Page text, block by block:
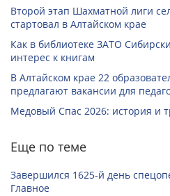
Второй этап Шахматной лиги
стартовал в Алтайском крае
Как в библиотеке ЗАТО
интерес к книгам
В Алтайском крае 22
предлагают вакансии для
Медовый Спас 2026: история и
Еще по теме
Завершился 1625-й день
Главное